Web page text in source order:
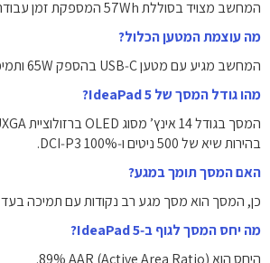
המחשב מצויד בסוללת 57Wh המספקת זמן עבודה ממושך.
מה עוצמת המטען הכלול?
המחשב מגיע עם מטען USB‑C בהספק 65W ותמיכה ב‑Power Delivery.
מהו גודל המסך של IdeaPad 5?
בהירות שיא של 500 ניטים ו‑100% DCI‑P3.
האם המסך תומך במגע?
כן, המסך הוא מסך מגע רב נקודות עם תמיכה בעד 10 נקודות מגע.
מה יחס המסך לגוף ב‑IdeaPad 5?
היחס הוא ‎89% AAR ‎(Active Area Ratio).‏